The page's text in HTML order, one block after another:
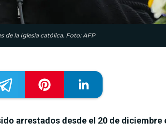
de la Iglesia católica. Foto: AFP
arrestados desde el 20 de diciembre